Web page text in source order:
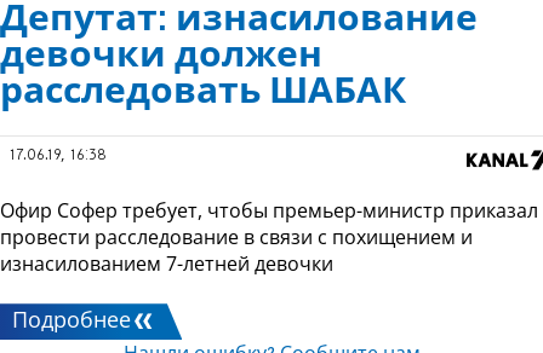
Депутат: изнасилование
девочки должен
расследовать ШАБАК
17.06.19, 16:38
Офир Софер требует, чтобы премьер-министр приказал
провести расследование в связи с похищением и
изнасилованием 7-летней девочки
Подробнее